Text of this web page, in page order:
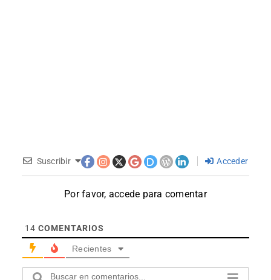
Suscribir Acceder
Por favor, accede para comentar
14 COMENTARIOS
Recientes